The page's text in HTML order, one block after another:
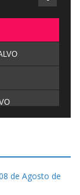
de Agosto de